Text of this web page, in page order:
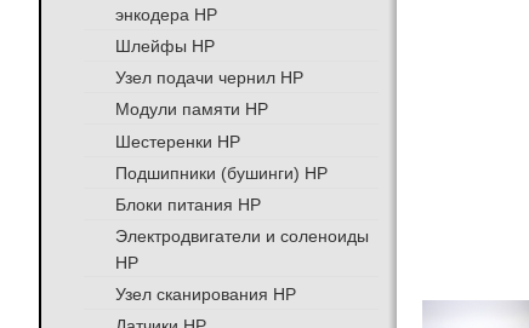
энкодера HP
Шлейфы HP
Узел подачи чернил HP
Модули памяти HP
Шестеренки HP
Подшипники (бушинги) HP
Блоки питания HP
Электродвигатели и соленоиды
HP
Узел сканирования HP